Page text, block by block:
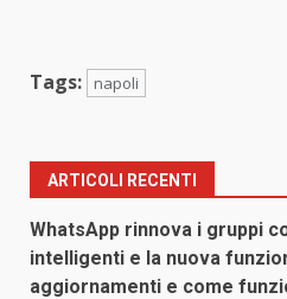
Tags: napoli
ARTICOLI RECENTI
WhatsApp rinnova i gruppi
intelligenti e la nuova
aggiornamenti e come